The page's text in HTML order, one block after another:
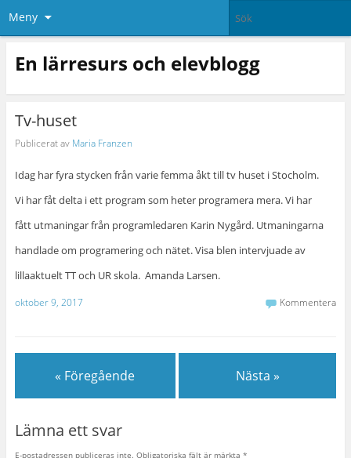
Meny
En lärresurs och elevblogg
Tv-huset
Publicerat av Maria Franzen
Idag har fyra stycken från varie femma åkt till tv huset i Stocholm.
Vi har fåt delta i ett program som heter programera mera. Vi har
fått utmaningar från programledaren Karin Nygård. Utmaningarna
handlade om programering och nätet. Visa blen intervjuade av
lillaaktuelt TT och UR skola. Amanda Larsen.
oktober 9, 2017 Kommentera
« Föregående Nästa »
Lämna ett svar
E-postadressen publiceras inte. Obligatoriska fält är märkta *